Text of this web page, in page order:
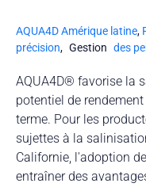
AQUA4D Amérique latine,
précision, Gestion des
AQUA4D® favorise la
potentiel de
terme. Pour les
sujettes à la
Californie, l'adoption
entraîner des